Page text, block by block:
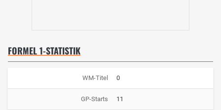
FORMEL 1-STATISTIK
WM-Titel 0
GP-Starts 11